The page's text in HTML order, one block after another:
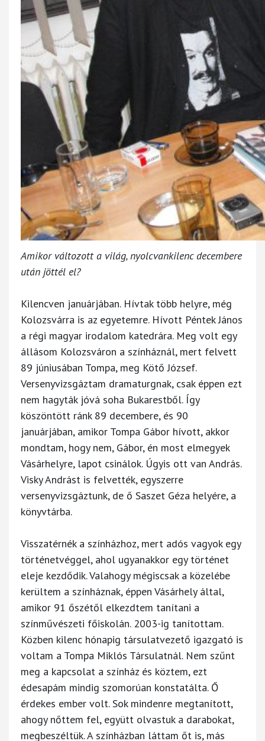
Amikor változott a világ, nyolcvankilenc decembere
után jöttél el?
Kilencven januárjában. Hívtak több helyre, még
Kolozsvárra is az egyetemre. Hívott Péntek János
a régi magyar irodalom katedrára. Meg volt egy
állásom Kolozsváron a színháznál, mert felvett
89 júniusában Tompa, meg Kötő József.
Versenyvizsgáztam dramaturgnak, csak éppen ezt
nem hagyták jóvá soha Bukarestből. Így
köszöntött ránk 89 decembere, és 90
januárjában, amikor Tompa Gábor hívott, akkor
mondtam, hogy nem, Gábor, én most elmegyek
Vásárhelyre, lapot csinálok. Úgyis ott van András.
Visky Andrást is felvették, egyszerre
versenyvizsgáztunk, de ő Saszet Géza helyére, a
könyvtárba.
Visszatérnék a színházhoz, mert adós vagyok egy
történetvéggel, ahol ugyanakkor egy történet
eleje kezdődik. Valahogy mégiscsak a közelébe
kerültem a színháznak, éppen Vásárhely által,
amikor 91 őszétől elkezdtem tanítani a
színművészeti főiskolán. 2003-ig tanítottam.
Közben kilenc hónapig társulatvezető igazgató is
voltam a Tompa Miklós Társulatnál. Nem szűnt
meg a kapcsolat a színház és köztem, ezt
édesapám mindig szomorúan konstatálta. Ő
érdekes ember volt. Sok mindenre megtanított,
ahogy nőttem fel, együtt olvastuk a darabokat,
megbeszéltük. A színházban láttam őt is, más